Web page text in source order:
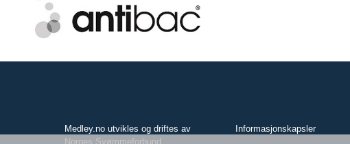
Medley.no utvikles og driftes av
Norges Svømmeforbund.
Informasjonskapsler